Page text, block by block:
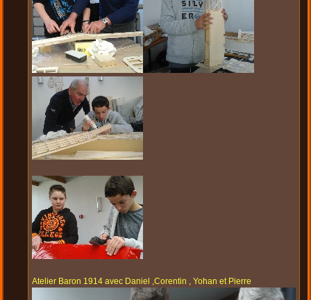
Atelier Baron 1914 avec Daniel ,Corentin , Yohan et Pierre